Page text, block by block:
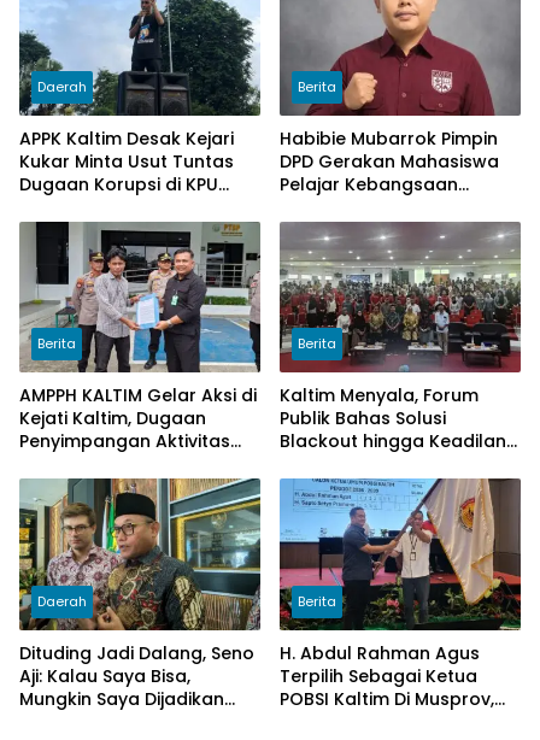
Daerah
APPK Kaltim Desak Kejari
Kukar Minta Usut Tuntas
Dugaan Korupsi di KPU
Dana Hibah PSU Kukar
Tahun 2025
Berita
Habibie Mubarrok Pimpin
DPD Gerakan Mahasiswa
Pelajar Kebangsaan
Berita
AMPPH KALTIM Gelar Aksi di
Kejati Kaltim, Dugaan
Penyimpangan Aktivitas
Sawit di Logpond Tubaan
Berita
Kaltim Menyala, Forum
Publik Bahas Solusi
Blackout hingga Keadilan
Daerah
Dituding Jadi Dalang, Seno
Aji: Kalau Saya Bisa,
Mungkin Saya Dijadikan
Berita
H. Abdul Rahman Agus
Terpilih Sebagai Ketua
POBSI Kaltim Di Musprov,